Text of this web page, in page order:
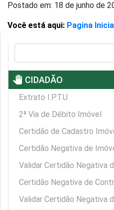
Postado em: 18 de junho de
Você está aqui: Pagina
pan_tool CIDADÃO
Extrato I.P.T.U
2ª Via de Débito Imóvel
Certidão de Cadastro
Certidão Negativa de
Validar Certidão Negativa
Certidão Negativa de
Validar Certidão Negativa